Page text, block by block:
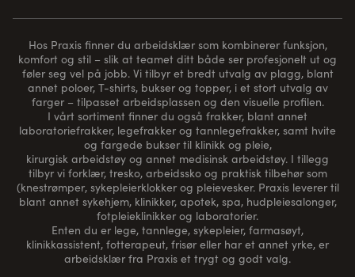
Hos Praxis finner du arbeidsklær som kombinerer funksjon,
komfort og stil – slik at teamet ditt både ser profesjonelt ut og
føler seg vel på jobb. Vi tilbyr et bredt utvalg av plagg, blant
annet poloer, T-shirts, bukser og topper, i et stort utvalg av
farger – tilpasset arbeidsplassen og den visuelle profilen.
I vårt sortiment finner du også frakker, blant annet
laboratoriefrakker, legefrakker og tannlegefrakker, samt hvite
og fargede bukser til klinikk og pleie,
kirurgisk arbeidstøy og annet medisinsk arbeidstøy. I tillegg
tilbyr vi forklær, tresko, arbeidssko og praktisk tilbehør som
(knestrømper, sykepleierklokker og pleievesker. Praxis leverer til
blant annet sykehjem, klinikker, apotek, spa, hudpleiesalonger,
fotpleieklinikker og laboratorier.
Enten du er lege, tannlege, sykepleier, farmasøyt,
klinikkassistent, fotterapeut, frisør eller har et annet yrke, er
arbeidsklær fra Praxis et trygt og godt valg.